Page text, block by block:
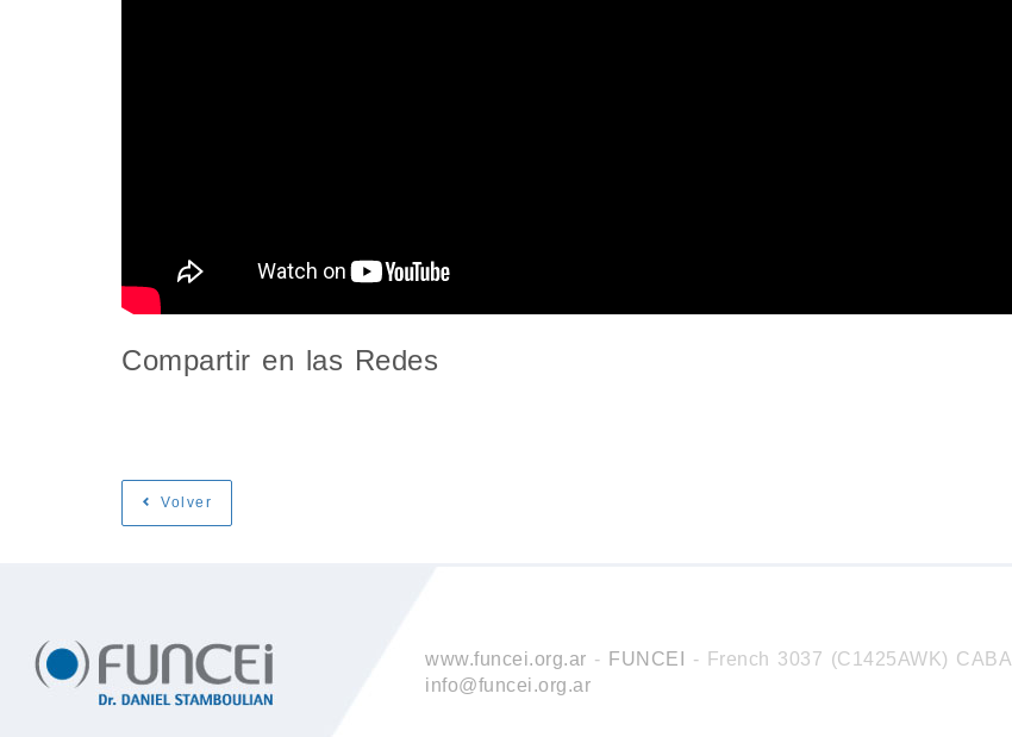
Compartir en las Redes
Volver
www.funcei.org.ar - FUNCEI - French 3037 (C1425AWK) CABA
info@funcei.org.ar